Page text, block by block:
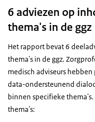
6 adviezen op
thema's in de ggz
Het rapport bevat 6
thema's in de ggz.
medisch adviseurs
data-ondersteunend
binnen specifieke
thema's: